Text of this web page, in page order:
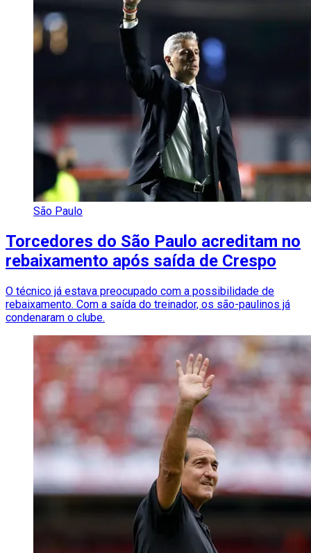
São Paulo
Torcedores do São Paulo acreditam no
rebaixamento após saída de Crespo
O técnico já estava preocupado com a possibilidade de
rebaixamento. Com a saída do treinador, os são-paulinos já
condenaram o clube.